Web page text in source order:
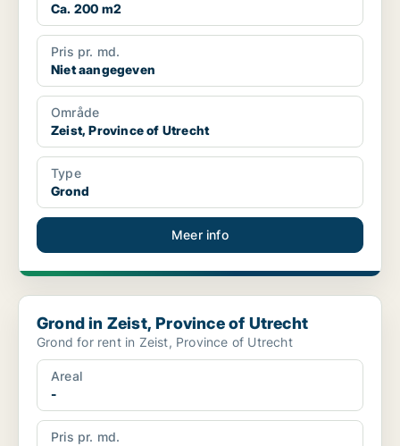
Ca. 200 m2
Pris pr. md.
Niet aangegeven
Område
Zeist, Province of Utrecht
Type
Grond
Meer info
Grond in Zeist, Province of Utrecht
Grond in Zeist, Province of Utrecht
Grond for rent in Zeist, Province of Utrecht
Areal
-
Pris pr. md.